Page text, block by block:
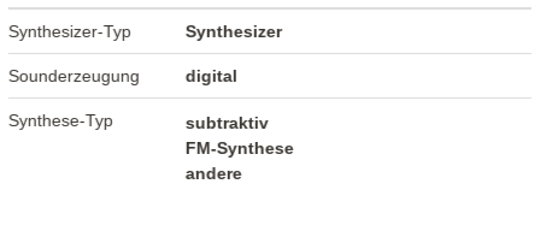
Synthesizer-Typ Synthesizer
Sounderzeugung digital
Synthese-Typ
subtraktiv
FM-Synthese
andere